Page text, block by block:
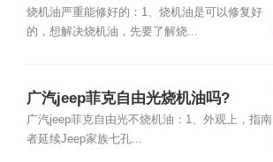
烧机油严重能修好的：1、烧机油是可以修复好
的，想解决烧机油，先要了解烧...
广汽jeep菲克自由光烧机油吗?
广汽jeep菲克自由光不烧机油：1、外观上，指南
者延续Jeep家族七孔...